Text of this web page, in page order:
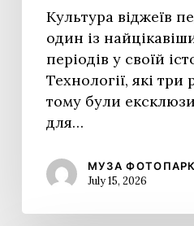
Культура віджеїв
один із
періодів у своїй
Технології, які три
тому були
для…
МУЗА
July 15, 2026